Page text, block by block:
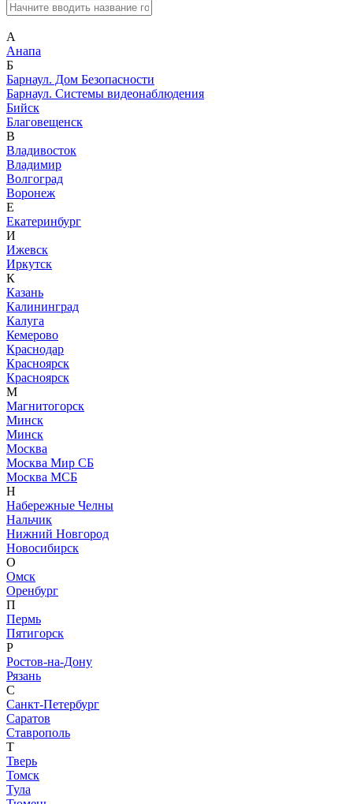
А
Анапа
Б
Барнаул. Дом Безопасности
Барнаул. Системы видеонаблюдения
Бийск
Благовещенск
В
Владивосток
Владимир
Волгоград
Воронеж
Е
Екатеринбург
И
Ижевск
Иркутск
К
Казань
Калининград
Калуга
Кемерово
Краснодар
Красноярск
Красноярск
М
Магнитогорск
Минск
Минск
Москва
Москва Мир СБ
Москва МСБ
Н
Набережные Челны
Нальчик
Нижний Новгород
Новосибирск
О
Омск
Оренбург
П
Пермь
Пятигорск
Р
Ростов-на-Дону
Рязань
С
Санкт-Петербург
Саратов
Ставрополь
Т
Тверь
Томск
Тула